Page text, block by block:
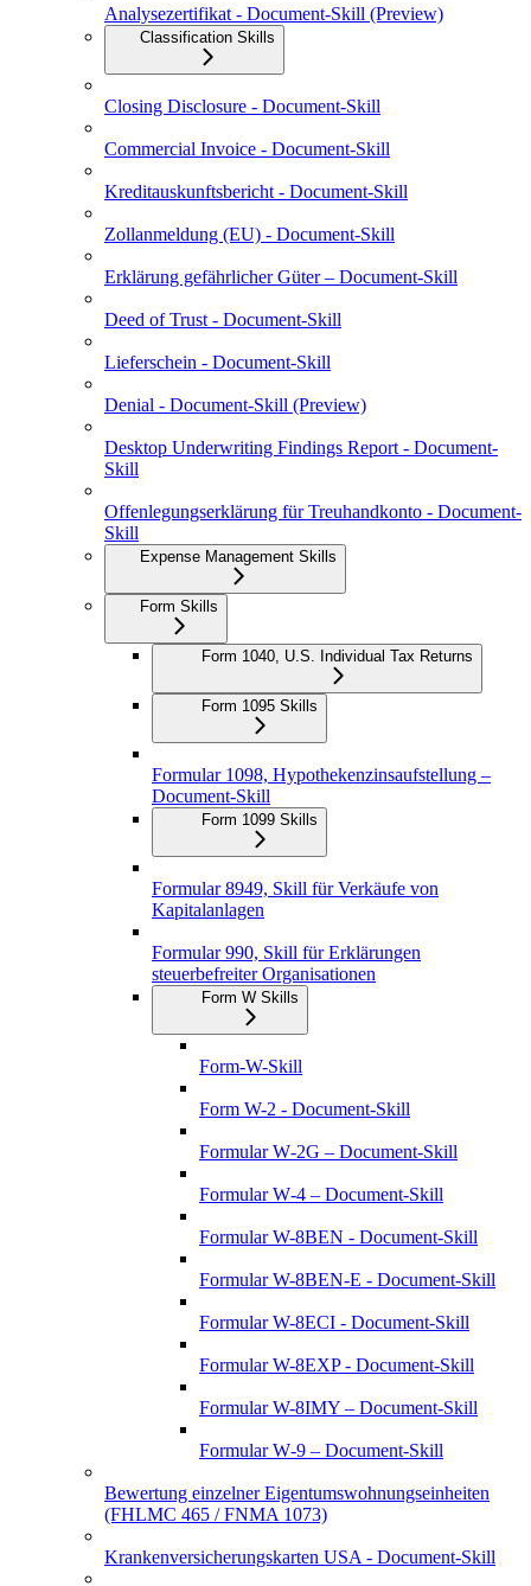
Analysezertifikat - Document-Skill (Preview)
Classification Skills
Closing Disclosure - Document-Skill
Commercial Invoice - Document-Skill
Kreditauskunftsbericht - Document-Skill
Zollanmeldung (EU) - Document-Skill
Erklärung gefährlicher Güter – Document-Skill
Deed of Trust - Document-Skill
Lieferschein - Document-Skill
Denial - Document-Skill (Preview)
Desktop Underwriting Findings Report - Document-
Skill
Offenlegungserklärung für Treuhandkonto - Document-
Skill
Expense Management Skills
Form Skills
Form 1040, U.S. Individual Tax Returns
Form 1095 Skills
Formular 1098, Hypothekenzinsaufstellung –
Document-Skill
Form 1099 Skills
Formular 8949, Skill für Verkäufe von
Kapitalanlagen
Formular 990, Skill für Erklärungen
steuerbefreiter Organisationen
Form W Skills
Form-W-Skill
Form W-2 - Document-Skill
Formular W‑2G – Document-Skill
Formular W‑4 – Document-Skill
Formular W-8BEN - Document-Skill
Formular W-8BEN-E - Document-Skill
Formular W-8ECI - Document-Skill
Formular W-8EXP - Document-Skill
Formular W-8IMY – Document-Skill
Formular W‑9 – Document-Skill
Bewertung einzelner Eigentumswohnungseinheiten
(FHLMC 465 / FNMA 1073)
Krankenversicherungskarten USA - Document-Skill